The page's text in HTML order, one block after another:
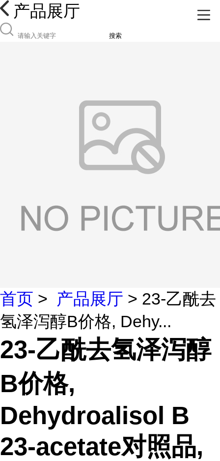
产品展厅
搜索
首页 > 产品展厅 > 23-乙酰去
氢泽泻醇B价格, Dehy...
23-乙酰去氢泽泻醇
B价格,
Dehydroalisol B
23-acetate对照品,